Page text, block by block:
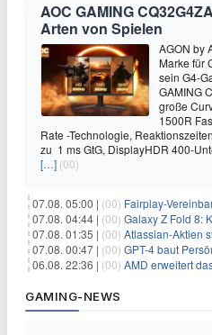
AOC GAMING
Arten von Spielen
AGON by
Marke für
sein G4-
GAMING
große
1500R
Rate -Technologie,
zu 1 ms GtG, DisplayHDR 400-
[…] (00)
07.08. 05:00 | (00) Fairplay-
07.08. 04:44 | (00) Galaxy Z Fold 8:
07.08. 01:35 | (00) Atlassian-Aktien
07.08. 00:47 | (00) GPT-4 baut
06.08. 22:36 | (00) AMD erweitert das
GAMING-NEWS